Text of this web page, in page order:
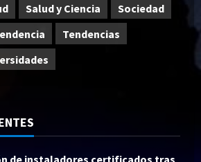
Salud y Ciencia
Sociedad
Tendencias